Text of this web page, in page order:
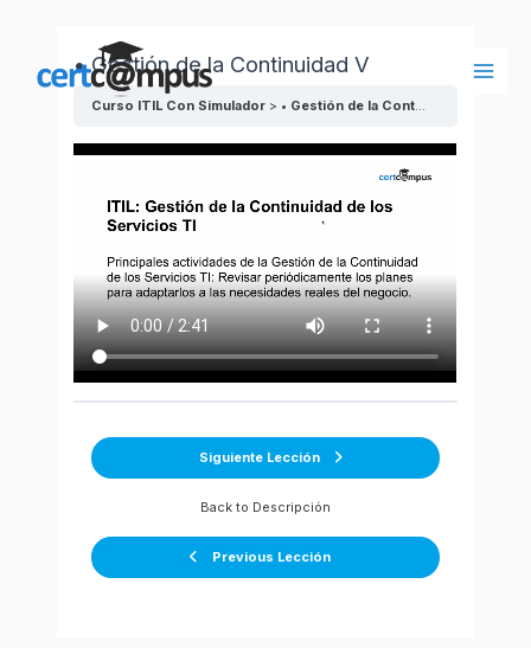
contenido
• Gestión de la Continuidad V
Curso ITIL Con Simulador • Gestión de la Continuidad V
Previous Lección
Back to Descripción
Siguiente Lección